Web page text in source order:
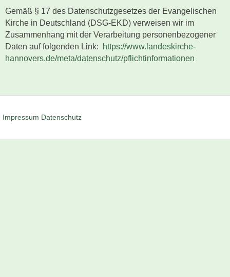
Gemäß § 17 des Datenschutzgesetzes der Evangelischen
Kirche in Deutschland (DSG-EKD) verweisen wir im
Zusammenhang mit der Verarbeitung personenbezogener
Daten auf folgenden Link:
https://www.landeskirche-
hannovers.de/meta/datenschutz/pflichtinformationen
Impressum Datenschutz